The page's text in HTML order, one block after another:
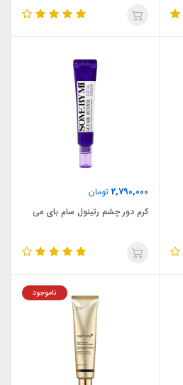
2,790,000 تومان
کرم دور چشم رتینول سام بای می
ناموجود